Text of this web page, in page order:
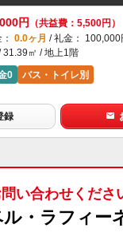
円
（共益費：5,500円）
0.0ヶ月 / 礼金： 100,000
31.39㎡ / 地上1階
0
バス・トイレ別
録
い合わせくださ
・ラフィー